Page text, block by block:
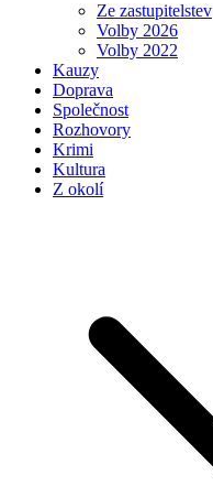
Ze zastupitelstev
Volby 2026
Volby 2022
Kauzy
Doprava
Společnost
Rozhovory
Krimi
Kultura
Z okolí